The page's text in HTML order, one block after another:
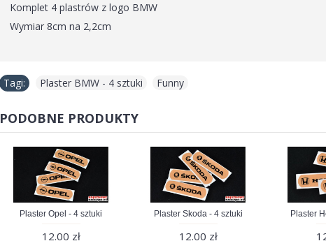
Komplet 4 plastrów z logo BMW
Wymiar 8cm na 2,2cm
Tagi: Plaster BMW - 4 sztuki Funny
PODOBNE PRODUKTY
Plaster Opel - 4 sztuki
12.00 zł
Plaster Skoda - 4 sztuki
12.00 zł
Plaster